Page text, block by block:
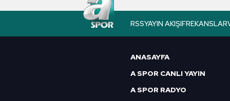
6698 sayılı Kişisel Verilerin
RSSYAYIN AKIŞIFREKANSLAR
ANASAYFA
A SPOR CANLI YAYIN
A SPOR RADYO